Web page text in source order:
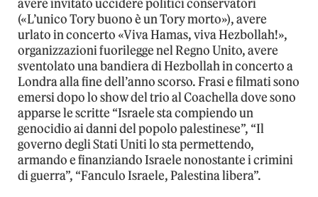
avere invitato uccidere politici conservatori
(«L’unico Tory buono è un Tory morto»), avere
urlato in concerto «Viva Hamas, viva Hezbollah!»,
organizzazioni fuorilegge nel Regno Unito, avere
sventolato una bandiera di Hezbollah in concerto a
Londra alla fine dell’anno scorso. Frasi e filmati sono
emersi dopo lo show del trio al Coachella dove sono
apparse le scritte “Israele sta compiendo un
genocidio ai danni del popolo palestinese”, “Il
governo degli Stati Uniti lo sta permettendo,
armando e finanziando Israele nonostante i crimini
di guerra”, “Fanculo Israele, Palestina libera”.